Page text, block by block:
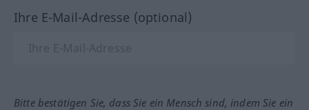
Ihre E-Mail-Adresse (optional)
Bitte bestätigen Sie, dass Sie ein Mensch sind, indem Sie ein